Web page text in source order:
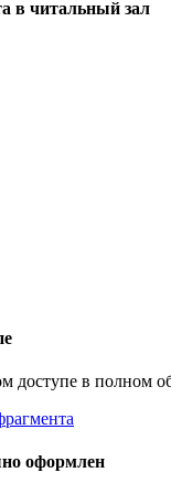
в читальный зал
доступе в полном
оформлен